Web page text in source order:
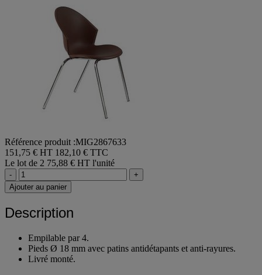
Référence produit :MIG2867633
151,75 € HT 182,10 € TTC
Le lot de 2 75,88 € HT l'unité
-
+
Ajouter au panier
Description
Empilable par 4.
Pieds Ø 18 mm avec patins antidétapants et anti-rayures.
Livré monté.